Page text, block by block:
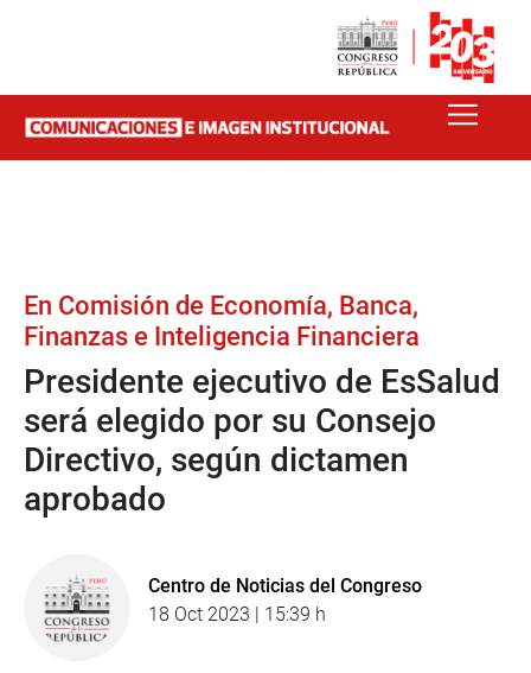
En Comisión de Economía, Banca,
Finanzas e Inteligencia Financiera
Presidente ejecutivo de EsSalud
será elegido por su Consejo
Directivo, según dictamen
aprobado
Centro de Noticias del Congreso
18 Oct 2023 | 15:39 h